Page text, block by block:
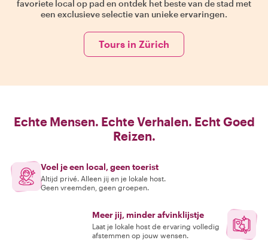
favoriete local op pad en ontdek het beste van de stad met
een exclusieve selectie van unieke ervaringen.
Tours in Zürich
Echte Mensen. Echte Verhalen. Echt Goed
Reizen.
Voel je een local, geen toerist
Altijd privé. Alleen jij en je lokale host.
Geen vreemden, geen groepen.
Meer jij, minder afvinklijstje
Laat je lokale host de ervaring volledig
afstemmen op jouw wensen.